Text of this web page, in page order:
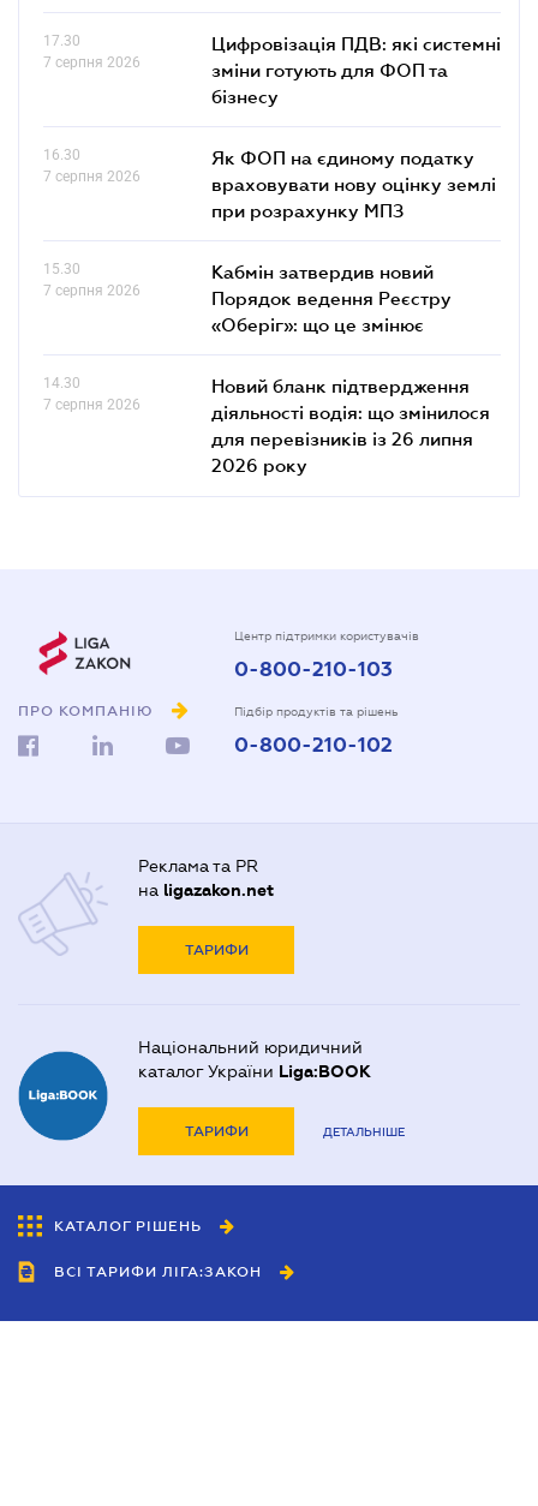
17.30
7 серпня 2026
Цифровізація ПДВ: які системні
зміни готують для ФОП та
бізнесу
16.30
7 серпня 2026
Як ФОП на єдиному податку
враховувати нову оцінку землі
при розрахунку МПЗ
15.30
7 серпня 2026
Кабмін затвердив новий
Порядок ведення Реєстру
«Оберіг»: що це змінює
14.30
7 серпня 2026
Новий бланк підтвердження
діяльності водія: що змінилося
для перевізників із 26 липня
2026 року
ПРО КОМПАНІЮ
Центр підтримки користувачів
0-800-210-103
Підбір продуктів та рішень
0-800-210-102
Реклама та PR
на ligazakon.net
ТАРИФИ
Національний юридичний
каталог України Liga:BOOK
ТАРИФИ ДЕТАЛЬНІШЕ
КАТАЛОГ РІШЕНЬ
ВСІ ТАРИФИ ЛІГА:ЗАКОН